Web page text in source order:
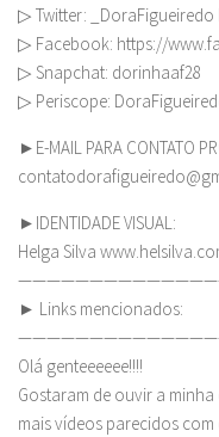
▷ Twitter:
▷ Facebook: https://
▷ Snapchat: dorinhaaf28
▷ Periscope:
►E-MAIL PARA CONTATO
►IDENTIDADE VISUAL:
Helga Silva
► Links mencionados:
Olá genteeeeee!!!!
Gostaram de ouvir a
mais vídeos parecidos com